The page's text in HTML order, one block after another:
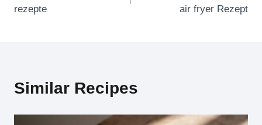
rezepte
air fryer Rezept
Similar Recipes